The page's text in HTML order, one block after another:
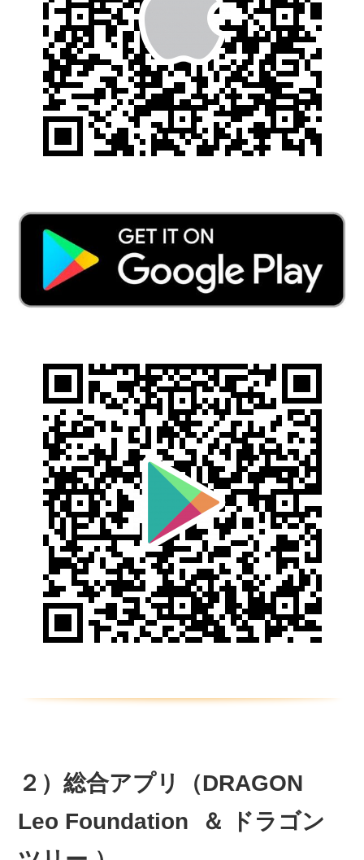
２）総合アプリ（DRAGON
Leo Foundation ＆ ドラゴン